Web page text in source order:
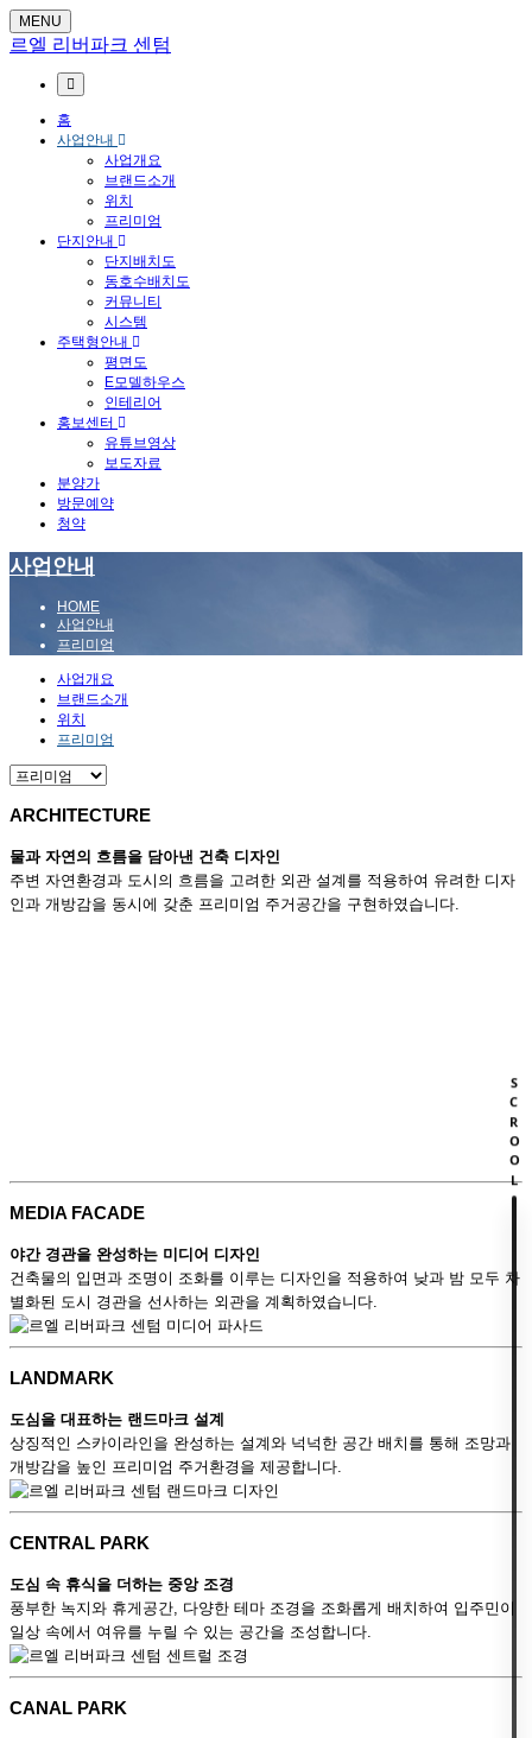
MENU
르엘 리버파크 센텀
홈
사업안내
사업개요
브랜드소개
위치
프리미엄
단지안내
단지배치도
동호수배치도
커뮤니티
시스템
주택형안내
평면도
E모델하우스
인테리어
홍보센터
유튜브영상
보도자료
분양가
방문예약
청약
사업안내
HOME
사업안내
프리미엄
사업개요
브랜드소개
위치
프리미엄
ARCHITECTURE
물과 자연의 흐름을 담아낸 건축 디자인
주변 자연환경과 도시의 흐름을 고려한 외관 설계를 적용하여 유려한 디자
인과 개방감을 동시에 갖춘 프리미엄 주거공간을 구현하였습니다.
MEDIA FACADE
야간 경관을 완성하는 미디어 디자인
건축물의 입면과 조명이 조화를 이루는 디자인을 적용하여 낮과 밤 모두 차
별화된 도시 경관을 선사하는 외관을 계획하였습니다.
LANDMARK
도심을 대표하는 랜드마크 설계
상징적인 스카이라인을 완성하는 설계와 넉넉한 공간 배치를 통해 조망과
개방감을 높인 프리미엄 주거환경을 제공합니다.
CENTRAL PARK
도심 속 휴식을 더하는 중앙 조경
풍부한 녹지와 휴게공간, 다양한 테마 조경을 조화롭게 배치하여 입주민이
일상 속에서 여유를 누릴 수 있는 공간을 조성합니다.
CANAL PARK
SCROOL